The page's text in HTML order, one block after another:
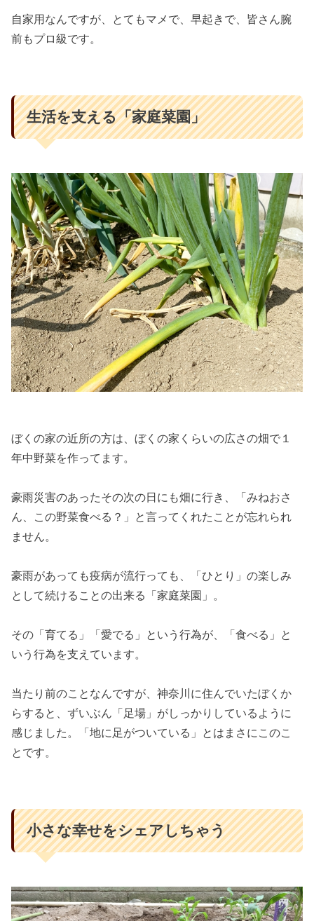
自家用なんですが、とてもマメで、早起きで、皆さん腕
前もプロ級です。
生活を支える「家庭菜園」
ぼくの家の近所の方は、ぼくの家くらいの広さの畑で１
年中野菜を作ってます。
豪雨災害のあったその次の日にも畑に行き、「みねおさ
ん、この野菜食べる？」と言ってくれたことが忘れられ
ません。
豪雨があっても疫病が流行っても、「ひとり」の楽しみ
として続けることの出来る「家庭菜園」。
その「育てる」「愛でる」という行為が、「食べる」と
いう行為を支えています。
当たり前のことなんですが、神奈川に住んでいたぼくか
らすると、ずいぶん「足場」がしっかりしているように
感じました。「地に足がついている」とはまさにこのこ
とです。
小さな幸せをシェアしちゃう